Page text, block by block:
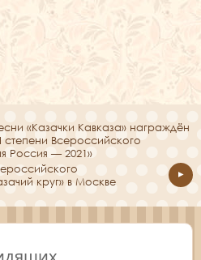
«Казачки Кавказа» награждён
Всероссийского
Россия — 2021»
круг» в Москве